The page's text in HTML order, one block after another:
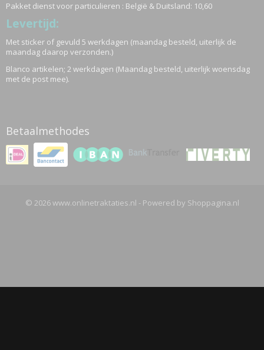
Pakket dienst voor particulieren : België & Duitsland: 10,60
Levertijd:
Met sticker of gevuld 5 werkdagen (maandag besteld, uiterlijk de
maandag daarop verzonden.)
Blanco artikelen; 2 werkdagen (Maandag besteld, uiterlijk woensdag
met de post mee).
Betaalmethodes
© 2026 www.onlinetraktaties.nl - Powered by Shoppagina.nl